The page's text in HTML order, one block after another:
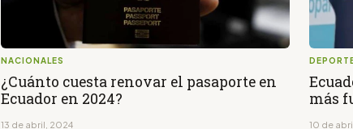
NACIONALES
¿Cuánto cuesta renovar el pasaporte en
Ecuador en 2024?
13 de abril, 2024
más
10 de